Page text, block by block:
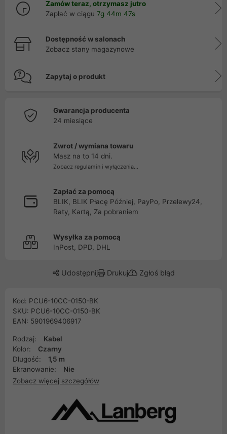
Zamów teraz, otrzymasz jutro
Zapłać w ciągu 7g 44m 47s
Dostępność w salonach
Zobacz stany magazynowe
Zapytaj o produkt
Gwarancja producenta
24 miesiące
Zwrot / wymiana towaru
Masz na to 14 dni.
Zobacz regulamin i wyłączenia...
Zapłać za pomocą
BLIK, BLIK Płacę Później, PayPo, Przelewy24,
Raty, Kartą, Za pobraniem
Wysyłka za pomocą
InPost, DPD, DHL
Udostępnij Drukuj Zgłoś błąd
Kod: PCU6-10CC-0150-BK
SKU: PCU6-10CC-0150-BK
EAN: 5901969406917
Rodzaj:
Kabel
Kolor:
Czarny
Długość:
1,5 m
Ekranowanie:
Nie
Zobacz więcej szczegółów